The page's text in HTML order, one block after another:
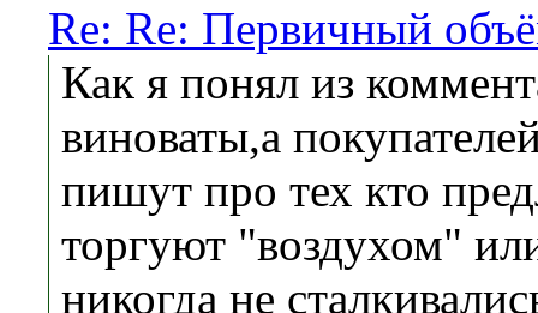
Re: Re: Первичный
Как я понял из
виноваты,а
пишут про тех кто
торгуют "воздухом"
никогда не